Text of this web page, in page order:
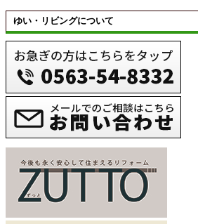
ゆい・リビングについて